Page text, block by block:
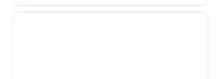
Port Europa Hotel